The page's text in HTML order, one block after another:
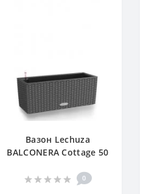
Вазон Lechuza
BALCONERA Cottage 50
0